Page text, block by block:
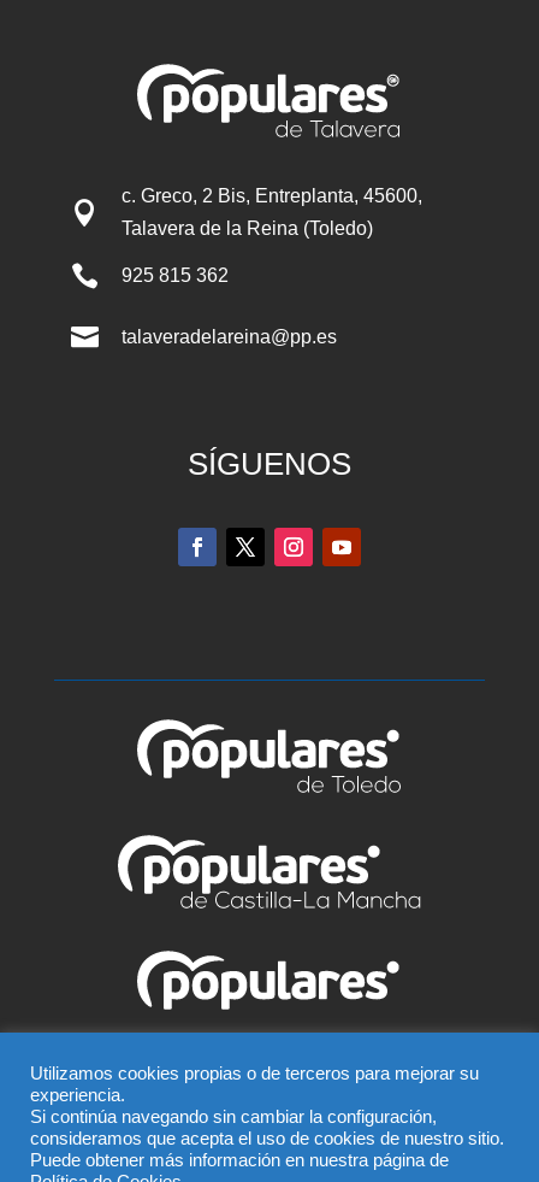

c. Greco, 2 Bis, Entreplanta, 45600,
Talavera de la Reina (Toledo)
 925 815 362
 talaveradelareina@pp.es
SÍGUENOS
© Partido Popular de Talavera – C/ Greco, 2 BIS –
Entreplanta, 45600, Talavera de la Reina (Toledo),
Teléfono 925 815 362
El uso de este sitio implica la aceptación delaviso legal
Utilizamos cookies propias o de terceros para mejorar su
experiencia.
Si continúa navegando sin cambiar la configuración,
consideramos que acepta el uso de cookies de nuestro sitio.
Puede obtener más información en nuestra página de